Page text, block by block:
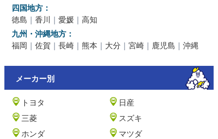
四国地方：
徳島 ｜ 香川 ｜ 愛媛｜ 高知
九州・沖縄地方：
福岡 ｜ 佐賀 ｜ 長崎｜ 熊本 ｜ 大分 ｜ 宮崎｜ 鹿児島 ｜ 沖縄
メーカー別
トヨタ
日産
三菱
スズキ
ホンダ
マツダ